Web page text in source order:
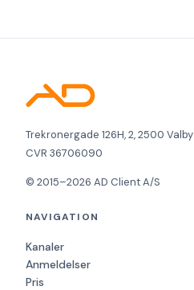
Trekronergade 126H, 2, 2500 Valby
CVR 36706090
© 2015–2026 AD Client A/S
NAVIGATION
Kanaler
Anmeldelser
Pris